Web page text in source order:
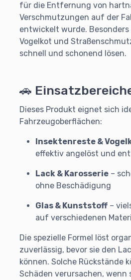
für die Entfernung von
Verschmutzungen auf der
entwickelt wurde.
Vogelkot und
schnell und schonend lösen.
🚗
Dieses Produkt eignet sich
Fahrzeugoberflächen:
Insektenreste &
effektiv angelöst und
Lack & Karosserie –
ohne Beschädigung
Glas & Kunststoff –
auf verschiedenen
Die spezielle Formel löst
zuverlässig, bevor sie den
können. Solche Rückstände
Schäden verursachen,